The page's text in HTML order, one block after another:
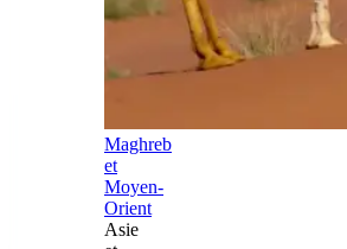
Maghreb
et
Moyen-
Orient
Asie